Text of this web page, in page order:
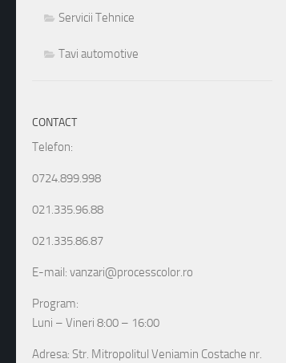
Servicii Tehnice
Tavi automotive
CONTACT
Telefon:
0724.899.998
021.335.96.88
021.335.86.87
E-mail: vanzari@processcolor.ro
Program:
Luni – Vineri 8:00 – 16:00
Adresa: Str. Mitropolitul Veniamin Costache nr.